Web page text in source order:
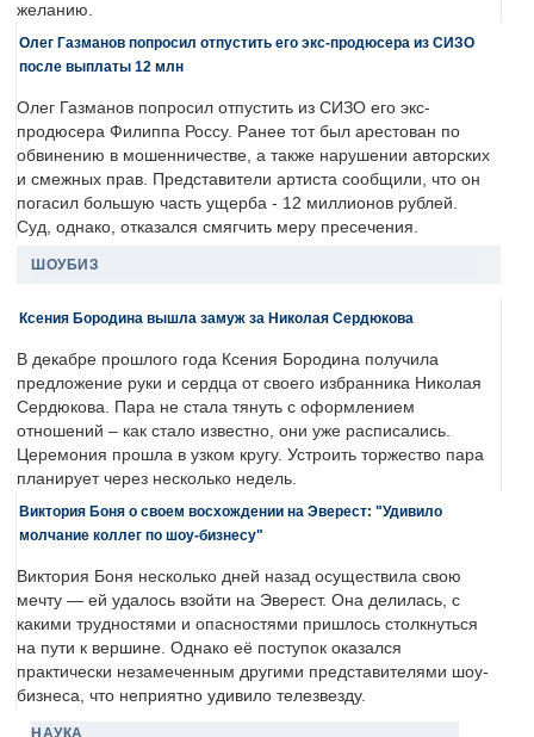
желанию.
Олег Газманов попросил отпустить его экс-продюсера из СИЗО
после выплаты 12 млн
Олег Газманов попросил отпустить из СИЗО его экс-
продюсера Филиппа Россу. Ранее тот был арестован по
обвинению в мошенничестве, а также нарушении авторских
и смежных прав. Представители артиста сообщили, что он
погасил большую часть ущерба - 12 миллионов рублей.
Суд, однако, отказался смягчить меру пресечения.
ШОУБИЗ
Ксения Бородина вышла замуж за Николая Сердюкова
В декабре прошлого года Ксения Бородина получила
предложение руки и сердца от своего избранника Николая
Сердюкова. Пара не стала тянуть с оформлением
отношений – как стало известно, они уже расписались.
Церемония прошла в узком кругу. Устроить торжество пара
планирует через несколько недель.
Виктория Боня о своем восхождении на Эверест: "Удивило
молчание коллег по шоу-бизнесу"
Виктория Боня несколько дней назад осуществила свою
мечту — ей удалось взойти на Эверест. Она делилась, с
какими трудностями и опасностями пришлось столкнуться
на пути к вершине. Однако её поступок оказался
практически незамеченным другими представителями шоу-
бизнеса, что неприятно удивило телезвезду.